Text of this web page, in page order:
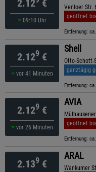
2.12 €
09:10 Uhr
Venloer Str.
geöffnet
Entfernung:
2.129 €
vor 41 Minuten
Shell
Otto-Schott-
ganztägig
Entfernung:
2.129 €
vor 26 Minuten
AVIA
geöffnet
Entfernung:
2.139 €
ARAL
Wankumer